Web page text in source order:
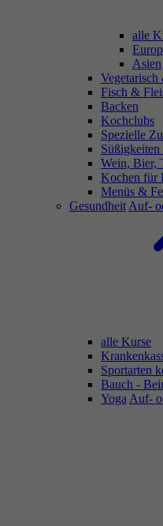
alle
Asien
Vegetarisch
Fisch &
Backen
Kochclubs
Spezielle
Wein, Bier,
Kochen für
Menüs &
Gesundheit Auf-
alle Kurse
Sportarten
Bauch -
Yoga Auf-